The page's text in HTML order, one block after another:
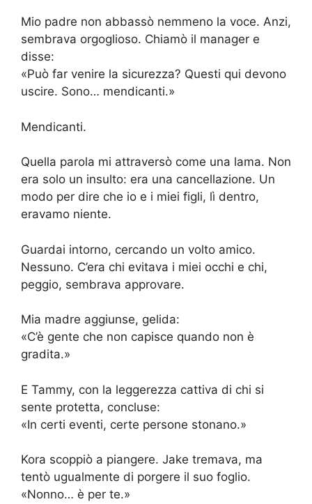
Mio padre non abbassò nemmeno la voce. Anzi,
sembrava orgoglioso. Chiamò il manager e
disse:
«Può far venire la sicurezza? Questi qui devono
uscire. Sono… mendicanti.»
Mendicanti.
Quella parola mi attraversò come una lama. Non
era solo un insulto: era una cancellazione. Un
modo per dire che io e i miei figli, lì dentro,
eravamo niente.
Guardai intorno, cercando un volto amico.
Nessuno. C’era chi evitava i miei occhi e chi,
peggio, sembrava approvare.
Mia madre aggiunse, gelida:
«C’è gente che non capisce quando non è
gradita.»
E Tammy, con la leggerezza cattiva di chi si
sente protetta, concluse:
«In certi eventi, certe persone stonano.»
Kora scoppiò a piangere. Jake tremava, ma
tentò ugualmente di porgere il suo foglio.
«Nonno… è per te.»